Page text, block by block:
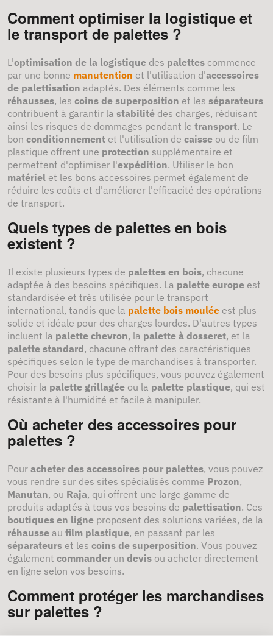
Comment optimiser la logistique et
le transport de palettes ?
L'optimisation de la logistique des palettes commence
par une bonne manutention et l'utilisation d'accessoires
de palettisation adaptés. Des éléments comme les
réhausses, les coins de superposition et les séparateurs
contribuent à garantir la stabilité des charges, réduisant
ainsi les risques de dommages pendant le transport. Le
bon conditionnement et l'utilisation de caisse ou de film
plastique offrent une protection supplémentaire et
permettent d'optimiser l'expédition. Utiliser le bon
matériel et les bons accessoires permet également de
réduire les coûts et d'améliorer l'efficacité des opérations
de transport.
Quels types de palettes en bois
existent ?
Il existe plusieurs types de palettes en bois, chacune
adaptée à des besoins spécifiques. La palette europe est
standardisée et très utilisée pour le transport
international, tandis que la palette bois moulée est plus
solide et idéale pour des charges lourdes. D'autres types
incluent la palette chevron, la palette à dosseret, et la
palette standard, chacune offrant des caractéristiques
spécifiques selon le type de marchandises à transporter.
Pour des besoins plus spécifiques, vous pouvez également
choisir la palette grillagée ou la palette plastique, qui est
résistante à l'humidité et facile à manipuler.
Où acheter des accessoires pour
palettes ?
Pour acheter des accessoires pour palettes, vous pouvez
vous rendre sur des sites spécialisés comme Prozon,
Manutan, ou Raja, qui offrent une large gamme de
produits adaptés à tous vos besoins de palettisation. Ces
boutiques en ligne proposent des solutions variées, de la
réhausse au film plastique, en passant par les
séparateurs et les coins de superposition. Vous pouvez
également commander un devis ou acheter directement
en ligne selon vos besoins.
Comment protéger les marchandises
sur palettes ?
Protéger lesmarchandises sur palettesest crucial pour